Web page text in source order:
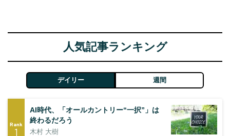
人気記事ランキング
デイリー 週間
Rank
1
AI時代、「オールカントリー“一択”」は
終わるだろう
木村 大樹